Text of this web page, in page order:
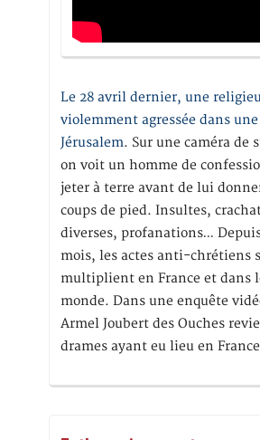
Le 28 avril dernier, une
violemment agressée dans
Jérusalem. Sur une caméra de
on voit un homme de
jeter à terre avant de lui
coups de pied. Insultes,
diverses, profanations…
mois, les actes anti-chrétiens
multiplient en France et dans
monde. Dans une enquête
Armel Joubert des Ouches
drames ayant eu lieu en